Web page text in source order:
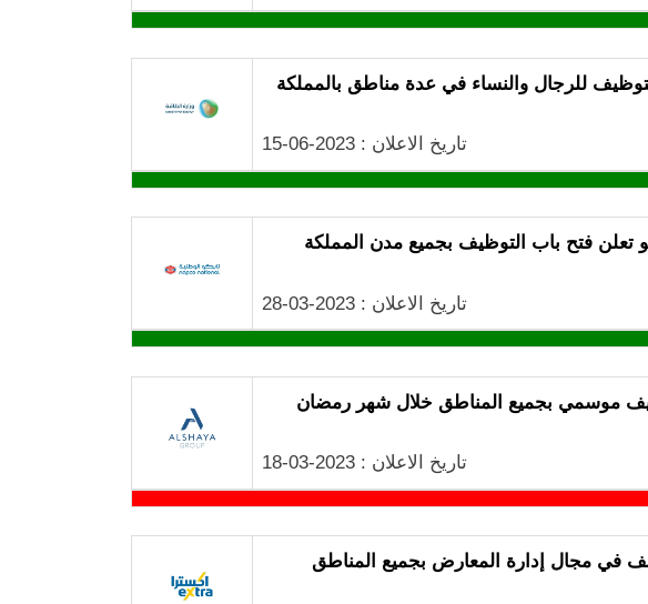
للرجال والنساء في عدة مناطق بالمملكة
تاريخ الاعلان : 2023-06-15
تعلن فتح باب التوظيف بجميع مدن المملكة
تاريخ الاعلان : 2023-03-28
موسمي بجميع المناطق خلال شهر رمضان
تاريخ الاعلان : 2023-03-18
في مجال إدارة المعارض بجميع المناطق